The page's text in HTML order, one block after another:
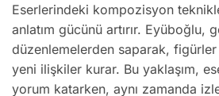
Eserlerindeki kompozisyon
anlatım gücünü artırır. Eyüboğlu,
düzenlemelerden saparak, figürler
yeni ilişkiler kurar. Bu yaklaşım,
yorum katarken, aynı zamanda